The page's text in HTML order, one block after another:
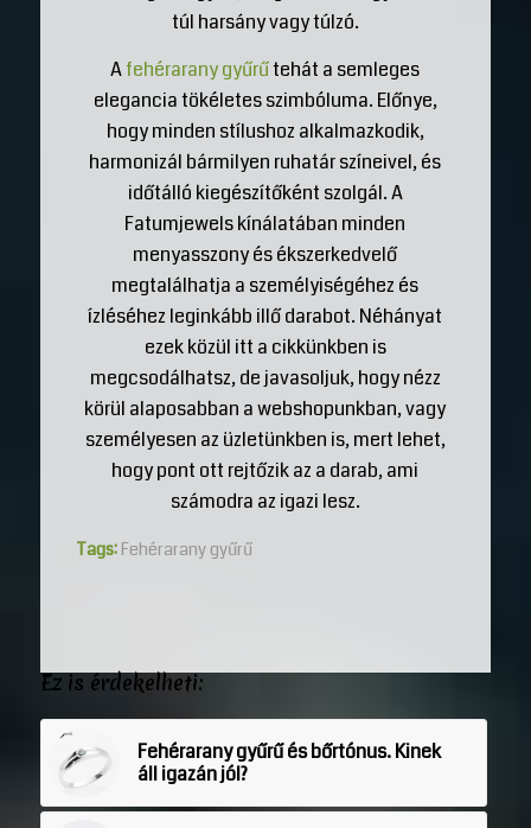
túl harsány vagy túlzó.
Afehérarany gyűrűtehát a semleges
elegancia tökéletes szimbóluma. Előnye,
hogy minden stílushoz alkalmazkodik,
harmonizál bármilyen ruhatár színeivel, és
időtálló kiegészítőként szolgál. A
Fatumjewels kínálatában minden
menyasszony és ékszerkedvelő
megtalálhatja a személyiségéhez és
ízléséhez leginkább illő darabot. Néhányat
ezek közül itt a cikkünkben is
megcsodálhatsz, de javasoljuk, hogy nézz
körül alaposabban a webshopunkban, vagy
személyesen az üzletünkben is, mert lehet,
hogy pont ott rejtőzik az a darab, ami
számodra az igazi lesz.
Tags: Fehérarany gyűrű
Ez is érdekelheti:
Fehérarany gyűrű és bőrtónus. Kinek
áll igazán jól?